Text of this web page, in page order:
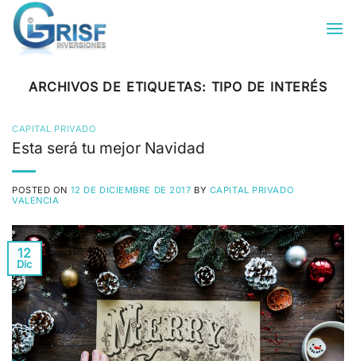
Saltar
contenido
ARCHIVOS DE ETIQUETAS: TIPO DE INTERÉS
CAPITAL PRIVADO
Esta será tu mejor Navidad
POSTED ON 12 DE DICIEMBRE DE 2017 BY CAPITAL PRIVADO
VALENCIA
12
Dic